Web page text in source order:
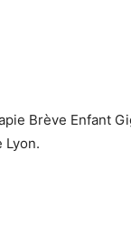
Brève Enfant
Lyon.